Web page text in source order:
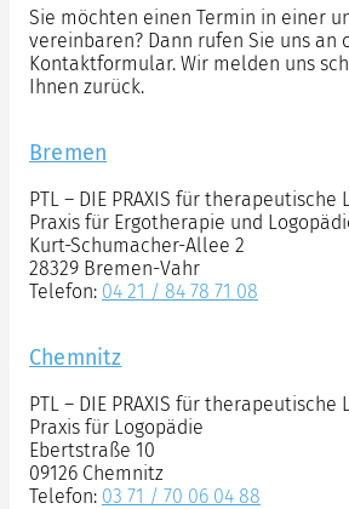
Sie möchten einen Termin in einer
vereinbaren? Dann rufen Sie uns an
Kontaktformular. Wir melden uns
Ihnen zurück.
Bremen
PTL – DIE PRAXIS für therapeutische
Praxis für Ergotherapie und
Kurt-Schumacher-Allee 2
28329 Bremen-Vahr
Telefon: 04 21 / 84 78 71 08
Chemnitz
PTL – DIE PRAXIS für therapeutische
Praxis für Logopädie
Ebertstraße 10
09126 Chemnitz
Telefon: 03 71 / 70 06 04 88